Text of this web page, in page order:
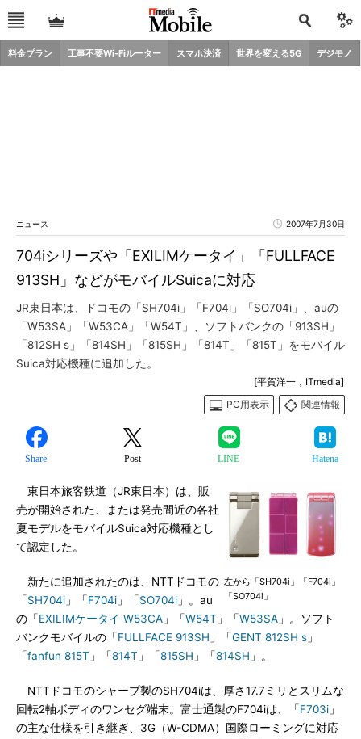
料金プラン 工事不要Wi-Fiルーター スマホ決済 世界を変える5G デジモノ
ニュース 2007年7月30日
704iシリーズや「EXILIMケータイ」「FULLFACE
913SH」などがモバイルSuicaに対応
JR東日本は、ドコモの「SH704i」「F704i」「SO704i」、auの
「W53SA」「W53CA」「W54T」、ソフトバンクの「913SH」
「812SH s」「814SH」「815SH」「814T」「815T」をモバイル
Suica対応機種に追加した。
[平賀洋一，ITmedia]
PC用表示
関連情報
Share Post LINE Hatena
左から「SH704i」「F704i」
「SO704i」
東日本旅客鉄道（JR東日本）は、販
売が開始された、または発売間近の各社
夏モデルをモバイルSuica対応機種とし
て認定した。
新たに追加されたのは、NTTドコモの
「SH704i 」「F704i 」「SO704i 」。au
の「EXILIMケータイ W53CA 」「W54T 」「W53SA 」。ソフト
バンクモバイルの「FULLFACE 913SH 」「GENT 812SH s 」
「fanfun 815T 」「814T 」「815SH 」「814SH 」。
NTTドコモのシャープ製のSH704iは、厚さ17.7ミリとスリムな
回転2軸ボディのワンセグ端末。富士通製のF704iは、「F703i 」
の主な仕様を引き継ぎ、3G（W-CDMA）国際ローミングに対応